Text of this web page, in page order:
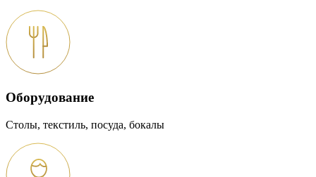
Оборудование
Столы, текстиль, посуда, бокалы